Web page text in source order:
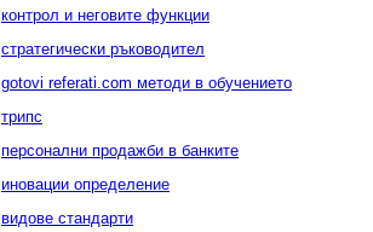
контрол и неговите функции
стратегически ръководител
gotovi referati.com методи в обучението
трипс
персонални продажби в банките
иновации определение
видове стандарти